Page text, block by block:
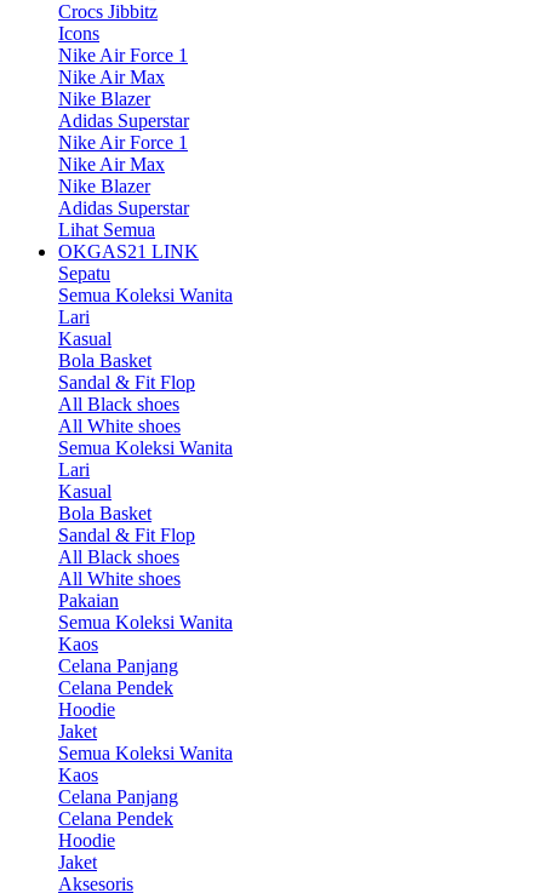
Crocs Jibbitz
Icons
Nike Air Force 1
Nike Air Max
Nike Blazer
Adidas Superstar
Nike Air Force 1
Nike Air Max
Nike Blazer
Adidas Superstar
Lihat Semua
OKGAS21 LINK
Sepatu
Semua Koleksi Wanita
Lari
Kasual
Bola Basket
Sandal & Fit Flop
All Black shoes
All White shoes
Semua Koleksi Wanita
Lari
Kasual
Bola Basket
Sandal & Fit Flop
All Black shoes
All White shoes
Pakaian
Semua Koleksi Wanita
Kaos
Celana Panjang
Celana Pendek
Hoodie
Jaket
Semua Koleksi Wanita
Kaos
Celana Panjang
Celana Pendek
Hoodie
Jaket
Aksesoris